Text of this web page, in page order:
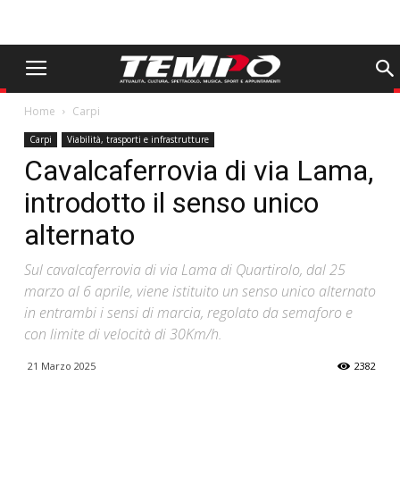
Home Carpi
Carpi Viabilità, trasporti e infrastrutture
Cavalcaferrovia di via Lama,
introdotto il senso unico
alternato
Sul cavalcaferrovia di via Lama di Quartirolo, dal 25
marzo al 6 aprile, viene istituito un senso unico alternato
in entrambi i sensi di marcia, regolato da semaforo e
con limite di velocità di 30Km/h.
21 Marzo 2025 2382